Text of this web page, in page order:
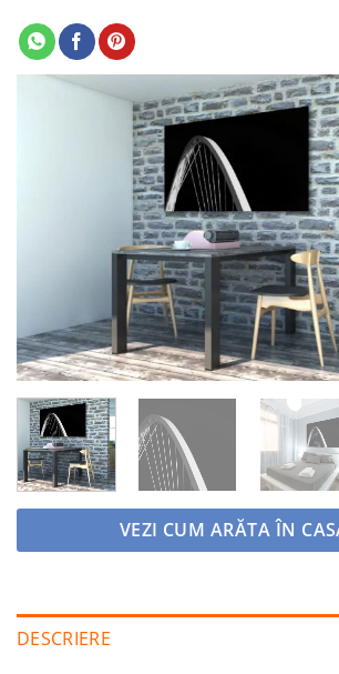
VEZI CUM ARĂTA ÎN
DESCRIERE